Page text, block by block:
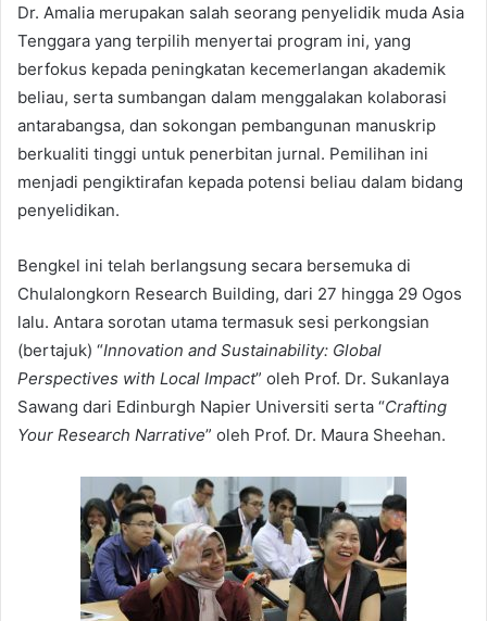
Dr. Amalia merupakan salah seorang penyelidik muda Asia
Tenggara yang terpilih menyertai program ini, yang
berfokus kepada peningkatan kecemerlangan akademik
beliau, serta sumbangan dalam menggalakan kolaborasi
antarabangsa, dan sokongan pembangunan manuskrip
berkualiti tinggi untuk penerbitan jurnal. Pemilihan ini
menjadi pengiktirafan kepada potensi beliau dalam bidang
penyelidikan.
Bengkel ini telah berlangsung secara bersemuka di
Chulalongkorn Research Building, dari 27 hingga 29 Ogos
lalu. Antara sorotan utama termasuk sesi perkongsian
(bertajuk) “Innovation and Sustainability: Global
Perspectives with Local Impact” oleh Prof. Dr. Sukanlaya
Sawang dari Edinburgh Napier Universiti serta “Crafting
Your Research Narrative” oleh Prof. Dr. Maura Sheehan.